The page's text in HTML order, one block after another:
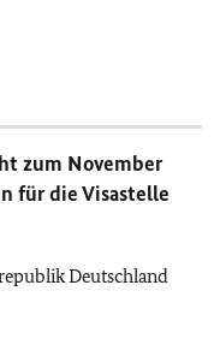
zum November
für die Visastelle
Deutschland